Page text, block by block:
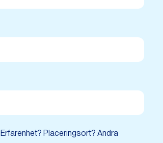
Placeringsort? Andra